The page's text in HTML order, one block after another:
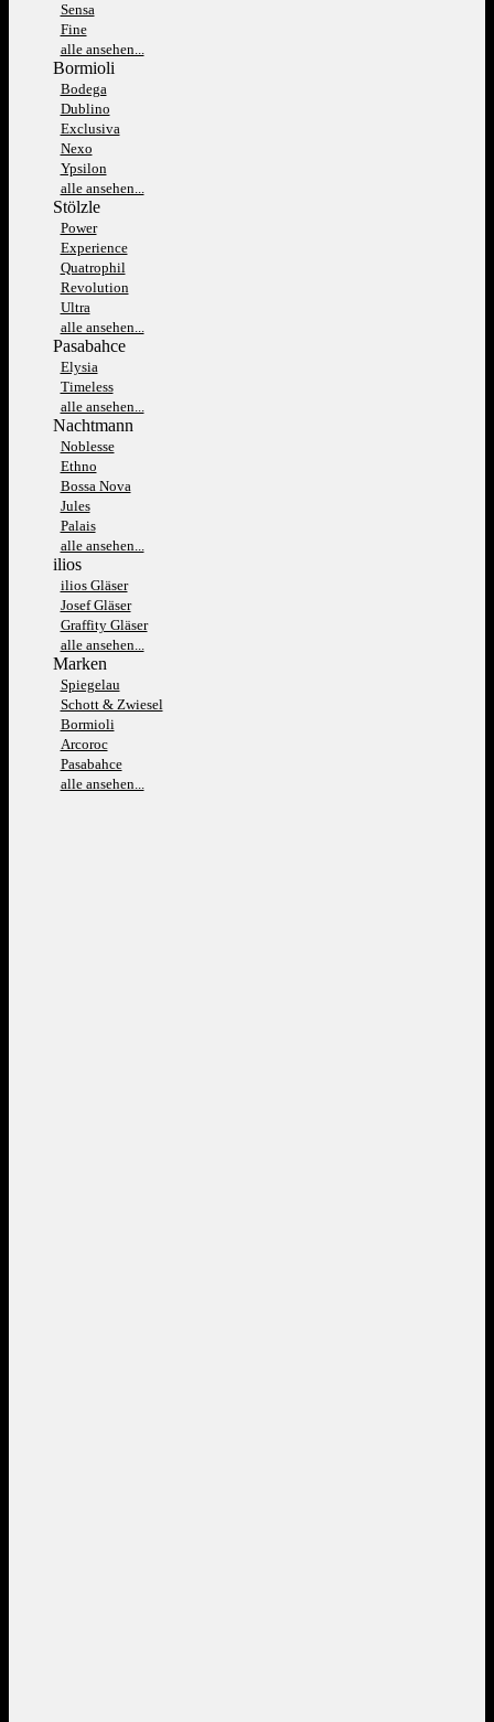
Sensa
Fine
alle ansehen...
Bormioli
Bodega
Dublino
Exclusiva
Nexo
Ypsilon
alle ansehen...
Stölzle
Power
Experience
Quatrophil
Revolution
Ultra
alle ansehen...
Pasabahce
Elysia
Timeless
alle ansehen...
Nachtmann
Noblesse
Ethno
Bossa Nova
Jules
Palais
alle ansehen...
ilios
ilios Gläser
Josef Gläser
Graffity Gläser
alle ansehen...
Marken
Spiegelau
Schott & Zwiesel
Bormioli
Arcoroc
Pasabahce
alle ansehen...